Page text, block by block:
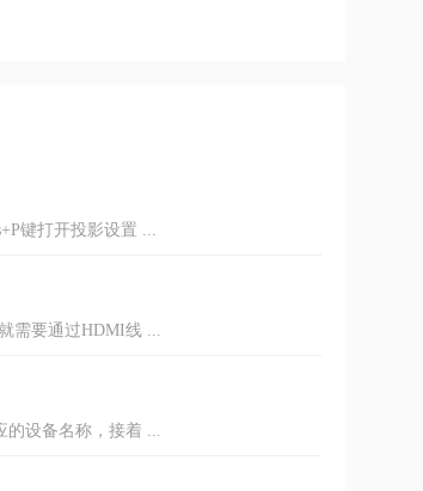
键打开投影设置 ...
需要通过HDMI线 ...
的设备名称，接着 ...